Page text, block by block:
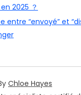
2025 ？
entre “envoyé” et
Chloe Hayes